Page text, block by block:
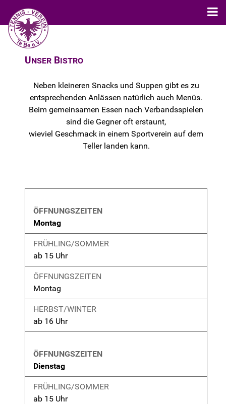
UNSER BISTRO
Neben kleineren Snacks und Suppen gibt es zu
entsprechenden Anlässen natürlich auch Menüs.
Beim gemeinsamen Essen nach Verbandsspielen
sind die Gegner oft erstaunt,
wieviel Geschmack in einem Sportverein auf dem
Teller landen kann.
Montag
ab 15 Uhr
Montag
ab 16 Uhr
Dienstag
ab 15 Uhr